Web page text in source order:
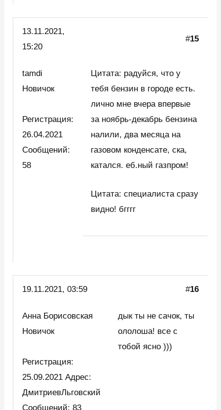
13.11.2021,
15:20
#15
tamdi
Новичок
Регистрация:
26.04.2021
Сообщений:
58
Цитата: радуйся, что у
тебя бензин в городе есть.
лично мне вчера впервые
за ноябрь-декабрь бензина
налили, два месяца на
газовом конденсате, ска,
катался. еб.ный газпром!
Цитата: специалиста сразу
видно! бгггг
19.11.2021, 03:59 #16
Анна Борисовская
Новичок
Регистрация:
25.09.2021 Адрес:
ДмитриевЛьговский
Сообщений: 83
дык ты не сачок, ты
ололоша! все с
тобой ясно )))